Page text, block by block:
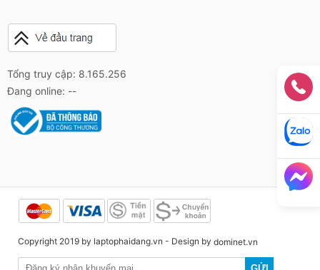
Tổng truy cập: 8.165.256
Đang online: --
Copyright 2019 by laptophaidang.vn - Design by dominet.vn